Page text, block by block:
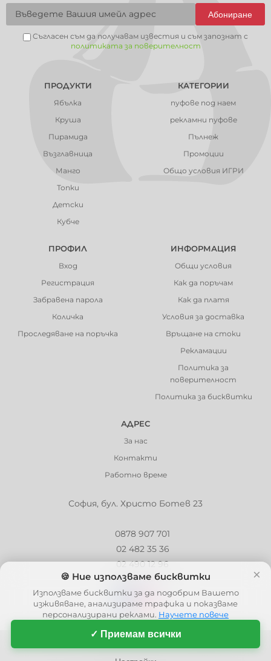
Абониране
Съгласен съм да получавам известия и съм запознат с
политиката за поверителност
ПРОДУКТИ
Ябълка
Круша
Пирамида
Възглавница
Манго
Топки
Детски
Кубче
КАТЕГОРИИ
пуфове под наем
рекламни пуфове
Пълнеж
Промоции
Общо условия ИГРИ
ПРОФИЛ
Вход
Регистрация
Забравена парола
Количка
Проследяване на поръчка
ИНФОРМАЦИЯ
Общи условия
Как да поръчам
Как да платя
Условия за доставка
Връщане на стоки
Рекламации
Политика за
поверителност
Политика за бисквитки
АДРЕС
За нас
Контакти
Работно време
София, бул. Христо Ботев 23
0878 907 701
02 482 35 36
02 490 12 96
info@barbaron.bg
×
🍪 Ние използваме бисквитки
Използваме бисквитки за да подобрим Вашето
изживяване, анализираме трафика и показваме
персонализирани реклами. Научете повече
✓ Приемам всички